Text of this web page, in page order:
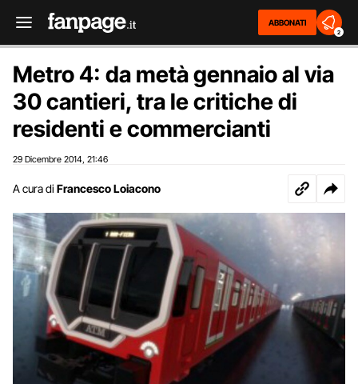
ABBONATI
2
Metro 4: da metà gennaio al via
30 cantieri, tra le critiche di
residenti e commercianti
29 Dicembre 2014 21:46
A cura di Francesco Loiacono